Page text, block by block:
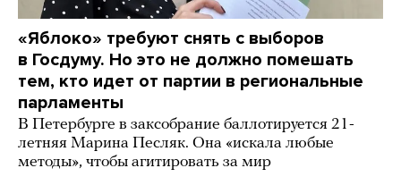
«Яблоко» требуют снять с выборов
в Госдуму. Но это не должно помешать
тем, кто идет от партии в региональные
парламенты
В Петербурге в заксобрание баллотируется 21-
летняя Марина Песляк. Она «искала любые
методы», чтобы агитировать за мир